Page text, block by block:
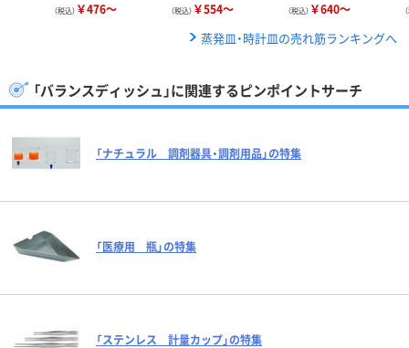
（税込） ￥476～ （税込） ￥554～ （税込） ￥640～
蒸発皿・時計皿の売れ筋ランキングへ
「バランスディッシュ」に関連するピンポイントサーチ
「ナチュラル 調剤器具・調剤用品」の特集
「医療用 瓶」の特集
「ステンレス 計量カップ」の特集